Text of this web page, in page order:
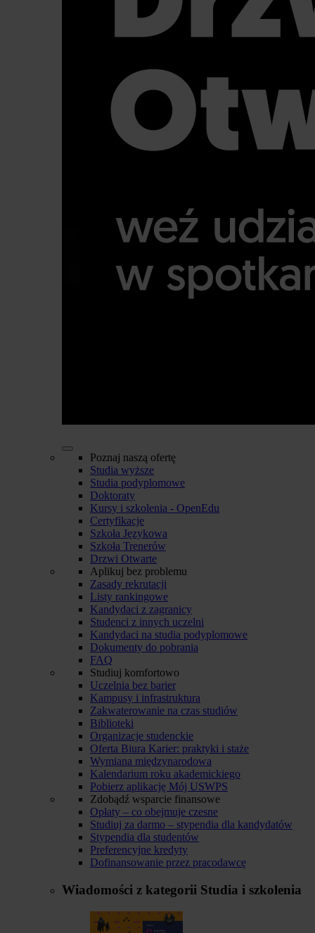
Poznaj naszą ofertę
Studia wyższe
Studia podyplomowe
Doktoraty
Kursy i szkolenia - OpenEdu
Certyfikacje
Szkoła Językowa
Szkoła Trenerów
Drzwi Otwarte
Aplikuj bez problemu
Zasady rekrutacji
Listy rankingowe
Kandydaci z zagranicy
Studenci z innych uczelni
Kandydaci na studia podyplomowe
Dokumenty do pobrania
FAQ
Studiuj komfortowo
Uczelnia bez barier
Kampusy i infrastruktura
Zakwaterowanie na czas studiów
Biblioteki
Organizacje studenckie
Oferta Biura Karier: praktyki i staże
Wymiana międzynarodowa
Kalendarium roku akademickiego
Pobierz aplikację Mój USWPS
Zdobądź wsparcie finansowe
Opłaty – co obejmuje czesne
Studiuj za darmo – stypendia dla kandydatów
Stypendia dla studentów
Preferencyjne kredyty
Dofinansowanie przez pracodawcę
Wiadomości z kategorii Studia i szkolenia